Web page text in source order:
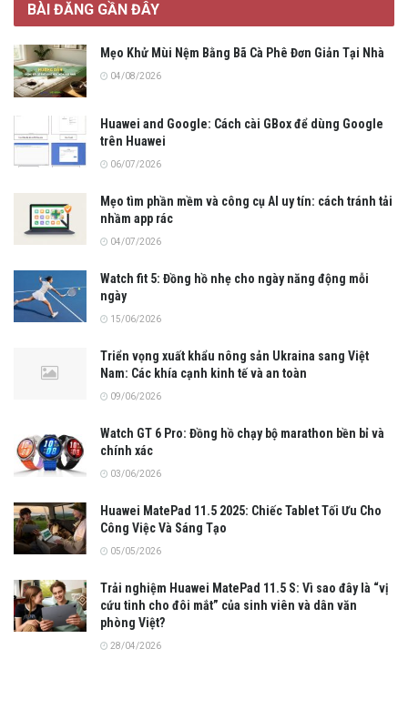
BÀI ĐĂNG GẦN ĐÂY
Mẹo Khử Mùi Nệm Bằng Bã Cà Phê Đơn Giản Tại Nhà
04/08/2026
Huawei and Google: Cách cài GBox để dùng Google
trên Huawei
06/07/2026
Mẹo tìm phần mềm và công cụ AI uy tín: cách tránh tải
nhầm app rác
04/07/2026
Watch fit 5: Đồng hồ nhẹ cho ngày năng động mỗi
ngày
15/06/2026
Triển vọng xuất khẩu nông sản Ukraina sang Việt
Nam: Các khía cạnh kinh tế và an toàn
09/06/2026
Watch GT 6 Pro: Đồng hồ chạy bộ marathon bền bỉ và
chính xác
03/06/2026
Huawei MatePad 11.5 2025: Chiếc Tablet Tối Ưu Cho
Công Việc Và Sáng Tạo
05/05/2026
Trải nghiệm Huawei MatePad 11.5 S: Vì sao đây là “vị
cứu tinh cho đôi mắt” của sinh viên và dân văn
phòng Việt?
28/04/2026